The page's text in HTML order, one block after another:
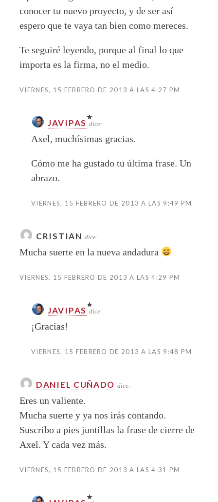
conocer tu nuevo proyecto, y de ser así
espero que te vaya tan bien como mereces.
Te seguiré leyendo, porque al final lo que
importa es la firma, no el medio.
VIERNES, 15 FEBRERO DE 2013 A LAS 4:27 PM
JAVIPAS dice:
Axel, muchísimas gracias.
Cómo me ha gustado tu última frase. Un
abrazo.
VIERNES, 15 FEBRERO DE 2013 A LAS 9:49 PM
CRISTIAN dice:
Mucha suerte en la nueva andadura
VIERNES, 15 FEBRERO DE 2013 A LAS 4:29 PM
JAVIPAS dice:
¡Gracias!
VIERNES, 15 FEBRERO DE 2013 A LAS 9:48 PM
DANIEL CUÑADO dice:
Eres un valiente.
Mucha suerte y ya nos irás contando.
Suscribo a pies juntillas la frase de cierre de
Axel. Y cada vez más.
VIERNES, 15 FEBRERO DE 2013 A LAS 4:31 PM